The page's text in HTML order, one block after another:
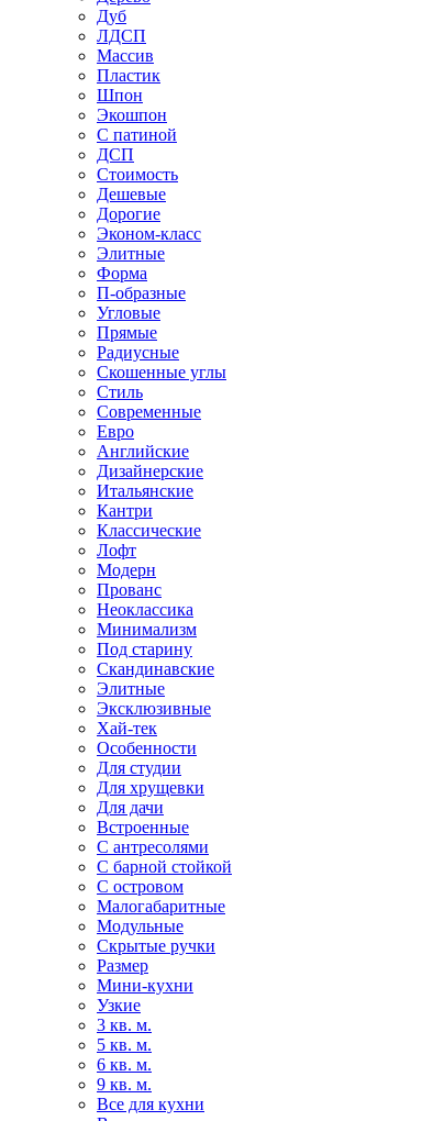
Дуб
ЛДСП
Массив
Пластик
Шпон
Экошпон
С патиной
ДСП
Стоимость
Дешевые
Дорогие
Эконом-класс
Элитные
Форма
П-образные
Угловые
Прямые
Радиусные
Скошенные углы
Стиль
Современные
Евро
Английские
Дизайнерские
Итальянские
Кантри
Классические
Лофт
Модерн
Прованс
Неоклассика
Минимализм
Под старину
Скандинавские
Элитные
Эксклюзивные
Хай-тек
Особенности
Для студии
Для хрущевки
Для дачи
Встроенные
С антресолями
С барной стойкой
С островом
Малогабаритные
Модульные
Скрытые ручки
Размер
Мини-кухни
Узкие
3 кв. м.
5 кв. м.
6 кв. м.
9 кв. м.
Все для кухни